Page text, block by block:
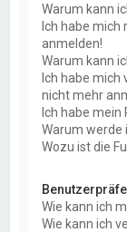
Warum kann
Ich habe
anmelden!
Warum kann
Ich habe
nicht mehr
Ich habe
Warum werde
Wozu ist die
Wie kann ich
Wie kann ich